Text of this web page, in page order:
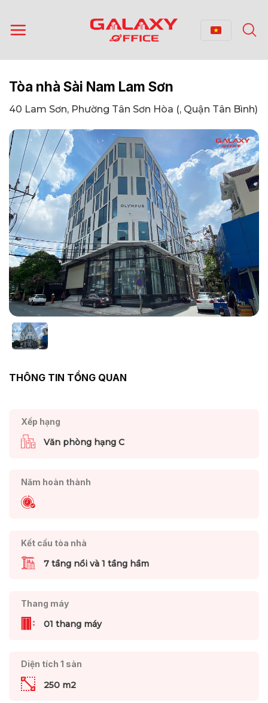
qua
nội
Tòa nhà Sài Nam Lam Sơn
40 Lam Sơn, Phường Tân Sơn Hòa (, Quận Tân Bình)
THÔNG TIN TỔNG QUAN
Xếp hạng
Văn phòng hạng C
Năm hoàn thành
Kết cấu tòa nhà
7 tầng nổi và 1 tầng hầm
Thang máy
01 thang máy
Diện tích 1 sàn
250 m2